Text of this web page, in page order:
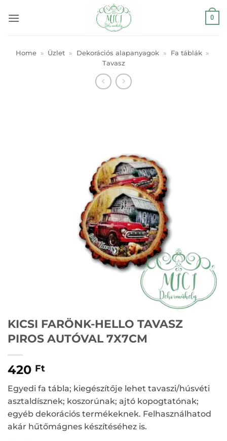
0
Home » Üzlet » Dekorációs alapanyagok » Fa táblák »
Tavasz
KICSI FARÖNK-HELLO TAVASZ
PIROS AUTÓVAL 7X7CM
420 Ft
Egyedi fa tábla; kiegészítője lehet tavaszi/húsvéti
asztaldísznek; koszorúnak; ajtó kopogtatónak;
egyéb dekorációs termékeknek. Felhasználhatod
akár hűtőmágnes készítéséhez is.